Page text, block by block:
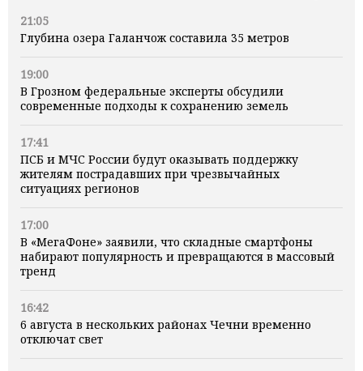
21:05
Глубина озера Галанчож составила 35 метров
19:00
В Грозном федеральные эксперты обсудили
современные подходы к сохранению земель
17:41
ПСБ и МЧС России будут оказывать поддержку
жителям пострадавших при чрезвычайных
ситуациях регионов
17:00
В «МегаФоне» заявили, что складные смартфоны
набирают популярность и превращаются в массовый
тренд
16:42
6 августа в нескольких районах Чечни временно
отключат свет